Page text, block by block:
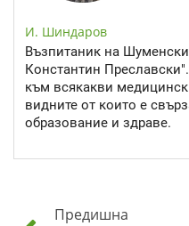
И. Шиндаров
Възпитаник на
Константин
към всякакви
видните от които е
образование и здраве.
Предишна